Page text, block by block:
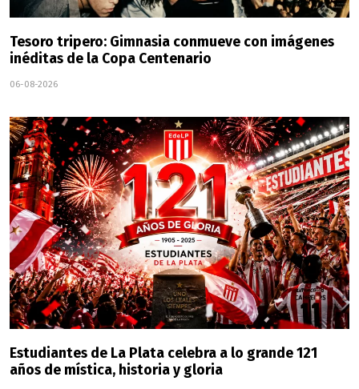
Tesoro tripero: Gimnasia conmueve con imágenes
inéditas de la Copa Centenario
06-08-2026
Estudiantes de La Plata celebra a lo grande 121
años de mística, historia y gloria